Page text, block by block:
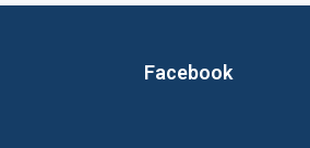
Facebook